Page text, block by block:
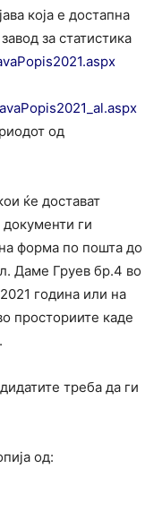
која е достапна
за статистика
од
ќе достават
документи ги
форма по пошта до
Даме Груев бр.4 во
година или на
просториите каде
треба да ги
од: